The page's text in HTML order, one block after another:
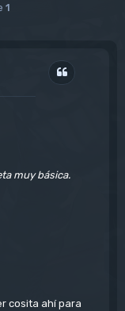
1
Citar
muy básica.
cosita ahí para